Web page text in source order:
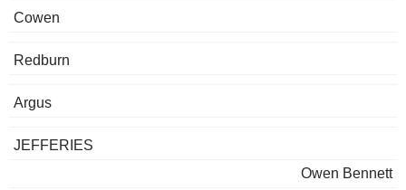
Cowen
Redburn
Argus
JEFFERIES
Owen Bennett